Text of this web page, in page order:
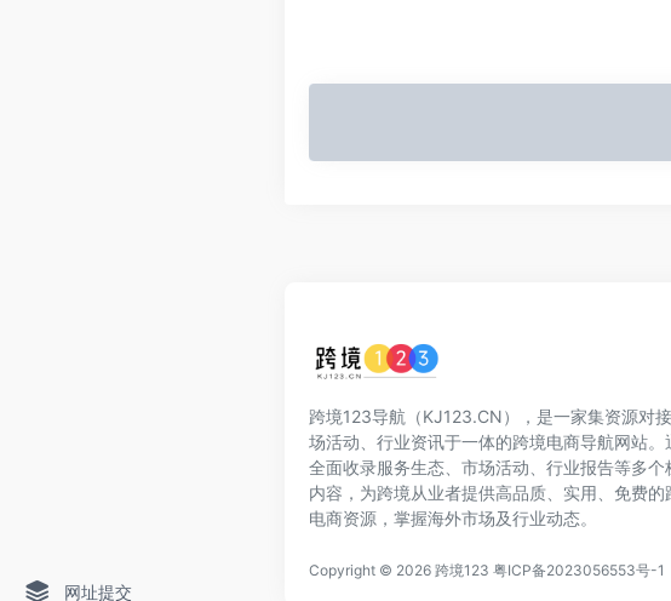
网址提交
跨境123导航（KJ123.CN），是一家集资源对
场活动、行业资讯于一体的跨境电商导航网站。
全面收录服务生态、市场活动、行业报告等多个
内容，为跨境从业者提供高品质、实用、免费的
电商资源，掌握海外市场及行业动态。
Copyright © 2026 跨境123 粤ICP备2023056553号-1